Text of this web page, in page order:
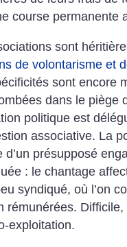
course permanente
sont
de volontarisme et
sont encore
dans le piège
politique est
associative. La
d’un présupposé
: le chantage
syndiqué, où l’on
rémunérées.
exploitation.